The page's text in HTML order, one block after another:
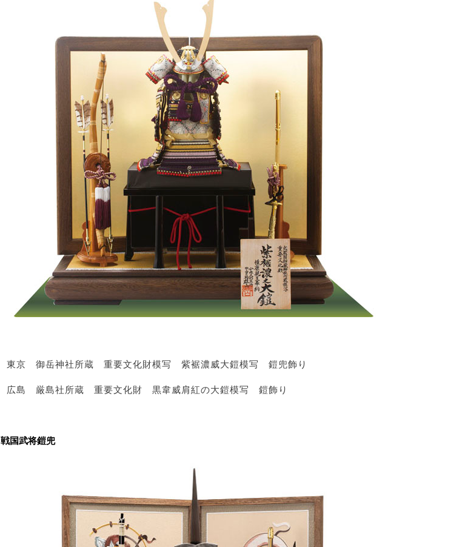
東京 御岳神社所蔵 重要文化財模写 紫裾濃威大鎧模写 鎧兜飾り
広島 厳島社所蔵 重要文化財 黒韋威肩紅の大鎧模写 鎧飾り
戦国武将鎧兜